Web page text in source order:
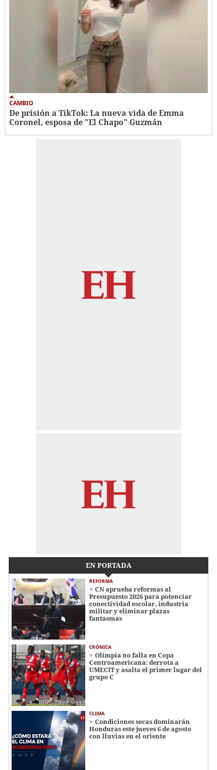
CAMBIO
De prisión a TikTok: La nueva vida de Emma
Coronel, esposa de "El Chapo" Guzmán
EN PORTADA
REFORMA
CN aprueba reformas al
Presupuesto 2026 para potenciar
conectividad escolar, industria
militar y eliminar plazas
fantasmas
CRÓNICA
Olimpia no falla en Copa
Centroamericana: derrota a
UMECIT y asalta el primer lugar del
grupo C
CLIMA
Condiciones secas dominarán
Honduras este jueves 6 de agosto
con lluvias en el oriente